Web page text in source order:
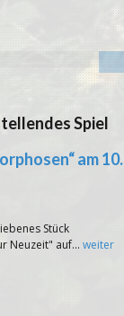
5
10
Spiel
am 10.
Stück
Neuzeit" auf... weiter